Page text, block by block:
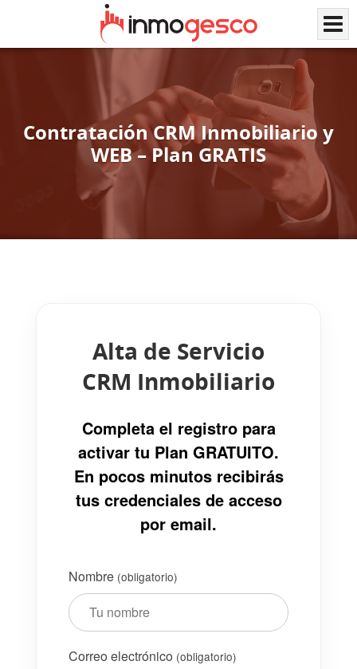
Contratación CRM Inmobiliario y
WEB – Plan GRATIS
Alta de Servicio
CRM Inmobiliario
Completa el registro para
activar tu Plan GRATUITO.
En pocos minutos recibirás
tus credenciales de acceso
por email.
Nombre (obligatorio)
Correo electrónico (obligatorio)